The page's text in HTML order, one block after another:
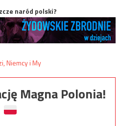
naród polski?
Magna Polonia!